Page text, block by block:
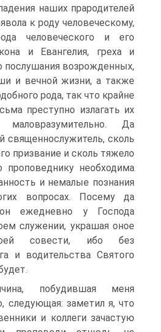
наших прародителей
к роду человеческому,
человеческого и его
и Евангелия, греха и
послушания возрожденных,
и вечной жизни, а также
рода, так что крайне
преступно излагать их
Да
священнослужитель, сколь
призвание и сколь тяжело
необходима
и немалые познания
вопросах. Посему да
ежедневно у Господа
служении, украшая оное
совести, ибо без
и водительства Святого
побудившая меня
следующая: заметил я, что
и коллеги зачастую